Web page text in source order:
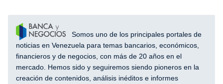
Somos uno de los principales portales de
noticias en Venezuela para temas bancarios, económicos,
financieros y de negocios, con más de 20 años en el
mercado. Hemos sido y seguiremos siendo pioneros en la
creación de contenidos, análisis inéditos e informes